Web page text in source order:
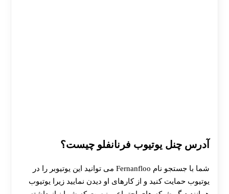
آدرس چنل یوتیوب فرنانفلو چیست؟
شما با جستجو نام Fernanfloo می توانید این یوتیوبر را در
یوتیوب حمایت کنید و از کارهای او دیدن نمایید زیرا یوتیوب